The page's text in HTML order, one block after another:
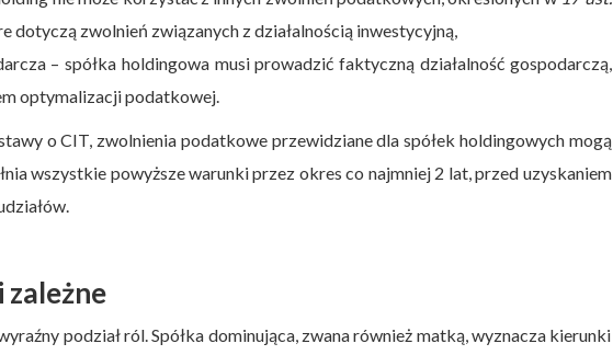
dotyczą zwolnień związanych z działalnością inwestycyjną,
– spółka holdingowa musi prowadzić faktyczną działalność gospodarczą,
optymalizacji podatkowej.
o CIT, zwolnienia podatkowe przewidziane dla spółek holdingowych mogą
wszystkie powyższe warunki przez okres co najmniej 2 lat, przed uzyskaniem
zależne
podział ról. Spółka dominująca, zwana również matką, wyznacza kierunki